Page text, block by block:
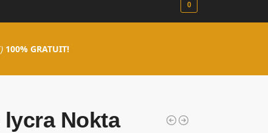
0
100% GRATUIT!
lycra Nokta